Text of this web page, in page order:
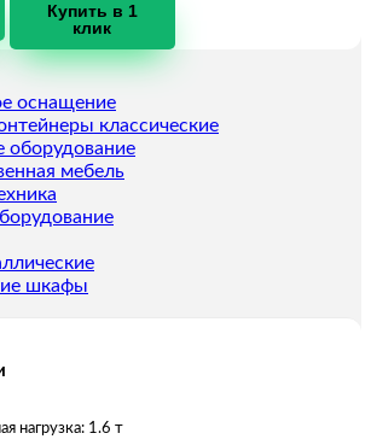
Купить в 1
клик
оснащение
классические
оборудование
мебель
шкафы
нагрузка: 1.6 т